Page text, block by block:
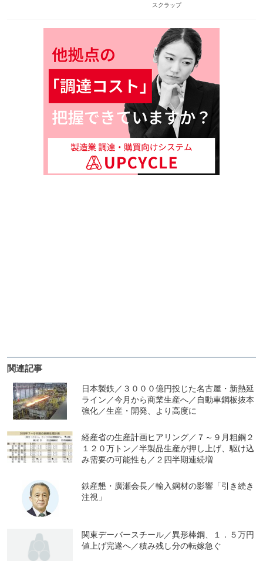
スクラップ
関連記事
日本製鉄／３０００億円投じた名古屋・新熱延
ライン／今月から商業生産へ／自動車鋼板抜本
強化／生産・開発、より高度に
経産省の生産計画ヒアリング／７～９月粗鋼２
１２０万トン／半製品生産が押し上げ、駆け込
み需要の可能性も／２四半期連続増
鉄産懇・廣瀬会長／輸入鋼材の影響「引き続き
注視」
関東デーバースチール／異形棒鋼、１．５万円
値上げ完遂へ／積み残し分の転嫁急ぐ